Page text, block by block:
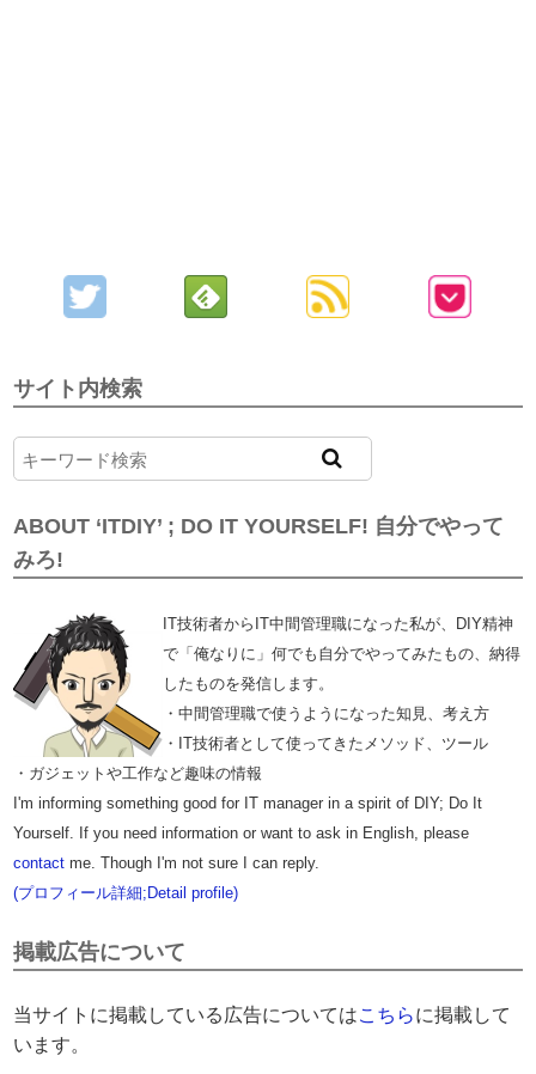
サイト内検索
ABOUT ‘ITDIY’ ; DO IT YOURSELF! 自分でやって
みろ!
IT技術者からIT中間管理職になった私が、DIY精神
で「俺なりに」何でも自分でやってみたもの、納得
したものを発信します。
・中間管理職で使うようになった知見、考え方
・IT技術者として使ってきたメソッド、ツール
・ガジェットや工作など趣味の情報
I'm informing something good for IT manager in a spirit of DIY; Do It
Yourself. If you need information or want to ask in English, please
contact me. Though I'm not sure I can reply.
(プロフィール詳細;Detail profile)
掲載広告について
当サイトに掲載している広告についてはこちらに掲載して
います。